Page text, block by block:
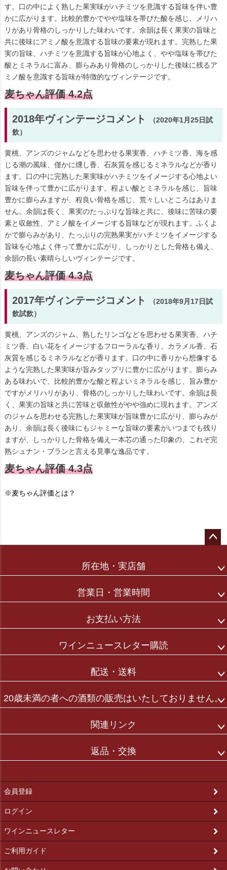
す。口の中によく熟した果実味がハチミツを意識する旨味を伴い豊
かに広がります。比較的豊かでやや塩味を帯びた酸を感じ、メリハ
リがあり骨格のしっかりした味わいです。余韻は長く果実の旨味と
共に後味にアミノ酸を意識する旨味の要素が現れます。完熟した果
実の旨味、ハチミツを意識する旨味が心地よく、やや塩味を帯びた
酸とミネラルに富み、膨らみあり骨格のしっかりした後味に残るア
ミノ酸を意識する旨味が特徴的なヴィンテージです。
麦ちゃん評価 4.2点
2018年ヴィンテージコメント
（2020年1月25日試
飲）
黄桃、アンズのジャムなどを思わせる果実香、ハチミツ香、海を感
じる潮の風味、僅かに燻し香、石灰質を感じるミネラルなどが香り
ます。口の中に完熟した果実味がハチミツをイメージする心地よい
旨味を伴って豊かに広がります。程よい酸とミネラルを感じ、旨味
豊かに膨らみますが、程良い骨格を感じ、荒々しいところはありま
せん。余韻は長く、果実のたっぷりな旨味と共に、後味に苦味の要
素と収斂性、アミノ酸をイメージする旨味などが現れます。ふくよ
かで膨らみがあり、たっぷりの完熟果実がハチミツをイメージする
旨味を心地よく伴って豊かに広がり、しっかりとした骨格も備え、
余韻の長い素晴らしいヴィンテージです。
麦ちゃん評価 4.3点
2017年ヴィンテージコメント
（2018年9月17日試
飲試飲）
黄桃、アンズのジャム、熟したリンゴなどを思わせる果実香、ハチ
ミツ香、白い花をイメージするフローラルな香り、カラメル香、石
灰質を感じるミネラルなどが香ります。口の中に香りから想像する
ような完熟した果実味が旨みタップリに豊かに広がります。膨らみ
ある味わいで、比較的豊かな酸と程よいミネラルを感じ、旨み豊か
ですがメリハリがあり、骨格のしっかりした味わいです。余韻は長
く、果実の旨味と共に苦味と収斂性がやや強めに現れます。アンズ
のジャムを思わせる完熟した果実味が旨味豊かに広がり、膨らみが
あり、余韻は長く後味にもジャミーな旨味の要素がいつまでも残り
ますが、しっかりした骨格を備え一本芯の通った印象の、これぞ完
熟シュナン・ブランと言える見事な逸品です。
麦ちゃん評価 4.3点
※麦ちゃん評価とは？
所在地・実店舗
営業日・営業時間
お支払い方法
ワインニュースレター購読
配送・送料
20歳未満の者への酒類の販売はいたしておりません。
関連リンク
返品・交換
会員登録
ログイン
ワインニュースレター
ご利用ガイド